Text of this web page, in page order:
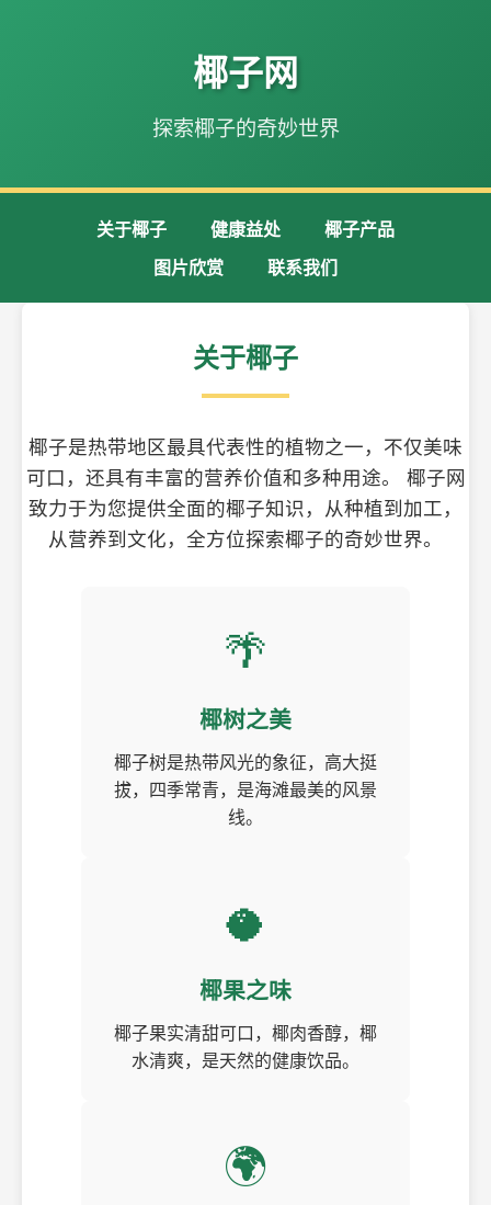
椰子网
探索椰子的奇妙世界
关于椰子 健康益处
椰子产品
图片欣赏
联系我们
关于椰子
椰子是热带地区最具代表性的植物之一，不仅美味
可口，还具有丰富的营养价值和多种用途。 椰子网
致力于为您提供全面的椰子知识，从种植到加工，
从营养到文化，全方位探索椰子的奇妙世界。
🌴
椰树之美
椰子树是热带风光的象征，高大挺
拔，四季常青，是海滩最美的风景
线。
🥥
椰果之味
椰子果实清甜可口，椰肉香醇，椰
水清爽，是天然的健康饮品。
🌍